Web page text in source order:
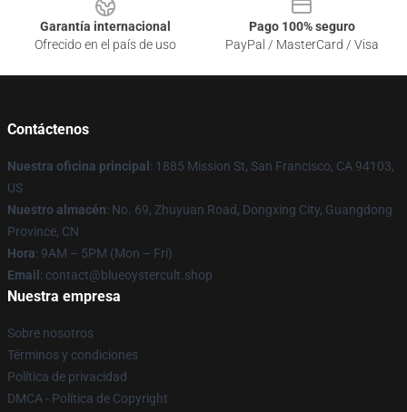
Garantía internacional
Ofrecido en el país de uso
Pago 100% seguro
PayPal / MasterCard / Visa
Contáctenos
Nuestra oficina principal : 1885 Mission St, San Francisco, CA 94103,
US
Nuestro almacén: No. 69, Zhuyuan Road, Dongxing City, Guangdong
Province, CN
Hora: 9AM – 5PM (Mon – Fri)
Email : contact@blueoystercult.shop
Nuestra empresa
Sobre nosotros
Términos y condiciones
Política de privacidad
DMCA - Política de Copyright